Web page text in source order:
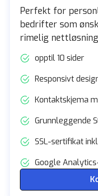
Perfekt for
bedrifter som
rimelig
opptil 10 sider
Responsivt
Kontaktskjema
Grunnleggende
SSL-sertifikat
Google